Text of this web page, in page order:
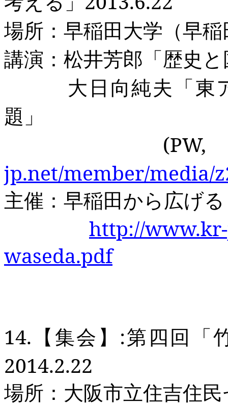
場所：早稲田大学（早
講演：松井芳郎「歴史
大日向純夫「東ア
題」
jp.net/member/media/
主催：早稲田から広げ
http://www.kr-
waseda.pdf
14. 【集会】 :第四回「
2014.2.22
場所：大阪市立住吉住